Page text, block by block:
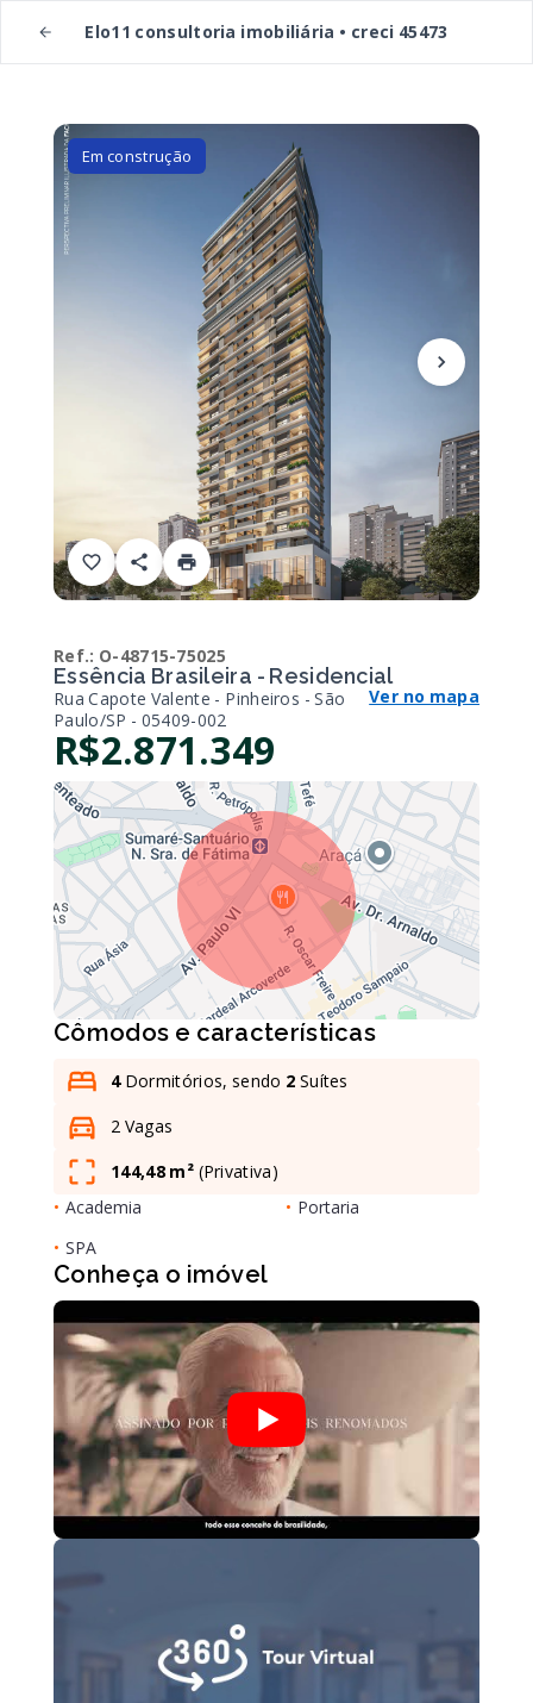
Elo11 consultoria imobiliária • creci 45473
Em construção
Ref.: O-48715-75025
Essência Brasileira - Residencial
Rua Capote Valente - Pinheiros - São
Paulo/SP - 05409-002
Ver no mapa
R$2.871.349
Cômodos e características
4Dormitórios, sendo 2 Suítes
2 Vagas
144,48 m² (Privativa)
• Academia • Portaria
• SPA
Conheça o imóvel